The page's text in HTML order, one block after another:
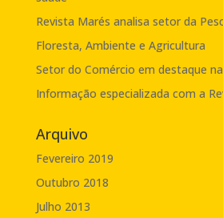
Revista Marés analisa setor da
Floresta, Ambiente e Agricultura
Setor do Comércio em destaque
Informação especializada com a
Arquivo
Fevereiro 2019
Outubro 2018
Julho 2013